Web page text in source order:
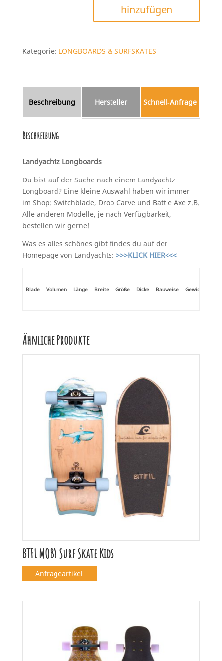
hinzufügen
Kategorie: LONGBOARDS & SURFSKATES
Beschreibung Hersteller Schnell‑Anfrage
Beschreibung
Landyachtz Longboards
Du bist auf der Suche nach einem Landyachtz
Longboard? Eine kleine Auswahl haben wir immer
im Shop: Switchblade, Drop Carve und Battle Axe z.B.
Alle anderen Modelle, je nach Verfügbarkeit,
bestellen wir gerne!
Was es alles schönes gibt findes du auf der
Homepage von Landyachts: >>>KLICK HIER<<<
Blade Volumen Länge Breite Größe Dicke Bauweise Gewicht
Ähnliche Produkte
BTFL MOBY Surf Skate Kids
Anfrageartikel